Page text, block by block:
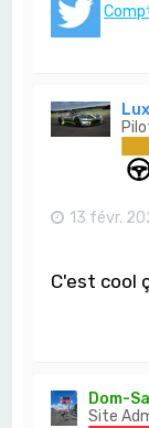
13 févr.
C'est cool
Dom-
Site